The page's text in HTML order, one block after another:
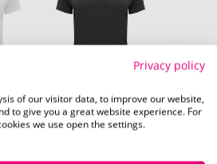
schwarz
Sofort verfügbar
3271 Stück
Privacy policy
of our visitor data, to improve our website,
to give you a great website experience. For
we use open the settings.